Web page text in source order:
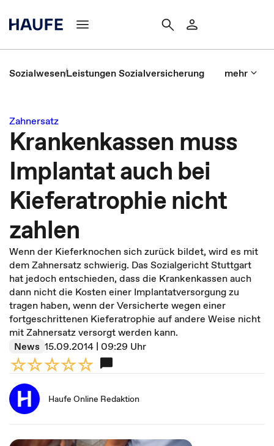
SozialwesenLeistungen Sozialversicherung mehr
Zahnersatz
Krankenkassen muss
Implantat auch bei
Kieferatrophie nicht
zahlen
Wenn der Kieferknochen sich zurück bildet, wird es mit
dem Zahnersatz schwierig. Das Sozialgericht Stuttgart
hat jedoch entschieden, dass die Krankenkassen auch
dann nicht die Kosten einer Implantatversorgung zu
tragen haben, wenn der Versicherte wegen einer
fortgeschrittenen Kieferatrophie auf andere Weise nicht
mit Zahnersatz versorgt werden kann.
News 15.09.2014 | 09:29 Uhr
Haufe Online Redaktion